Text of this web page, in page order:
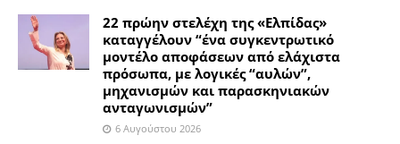
22 πρώην στελέχη της «Ελπίδας»
καταγγέλουν “ένα συγκεντρωτικό
μοντέλο αποφάσεων από ελάχιστα
πρόσωπα, με λογικές “αυλών”,
μηχανισμών και παρασκηνιακών
ανταγωνισμών”
6 Αυγούστου 2026